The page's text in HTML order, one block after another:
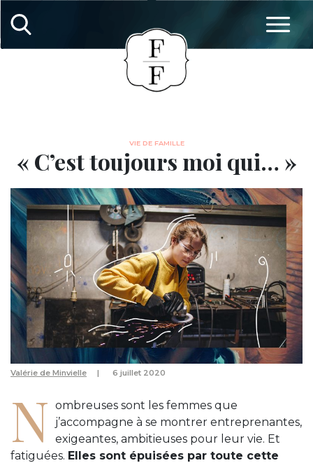
VIE DE FAMILLE
« C’est toujours moi qui… »
Valérie de Minvielle 6 juillet 2020
N ombreuses sont les femmes que
j’accompagne à se montrer entreprenantes,
exigeantes, ambitieuses pour leur vie. Et
fatiguées. Elles sont épuisées par toute cette